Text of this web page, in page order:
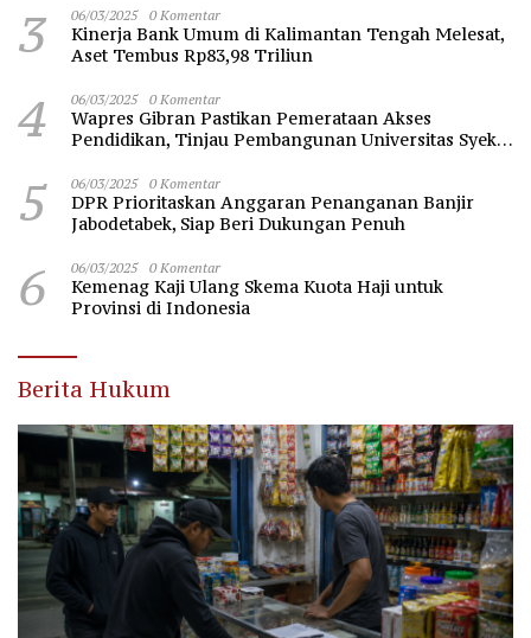
3 06/03/2025 0 Komentar
Kinerja Bank Umum di Kalimantan Tengah Melesat,
Aset Tembus Rp83,98 Triliun
4 06/03/2025 0 Komentar
Wapres Gibran Pastikan Pemerataan Akses
Pendidikan, Tinjau Pembangunan Universitas Syekh
5 06/03/2025 0 Komentar
DPR Prioritaskan Anggaran Penanganan Banjir
Jabodetabek, Siap Beri Dukungan Penuh
6 06/03/2025 0 Komentar
Kemenag Kaji Ulang Skema Kuota Haji untuk
Provinsi di Indonesia
Berita Hukum